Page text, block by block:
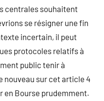
centrales souhaitent
se résigner une fin
incertain, il peut
protocoles relatifs à
public tenir à
nouveau sur cet article 4
en Bourse prudemment.